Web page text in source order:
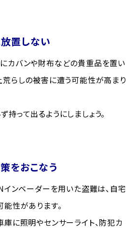
置しない
カバンや財布などの貴重品を置い
荒らしの被害に遭う可能性が高まり
って出るようにしましょう。
をおこなう
インベーダーを用いた盗難は、自宅
能性があります。
庫に照明やセンサーライト、防犯カ